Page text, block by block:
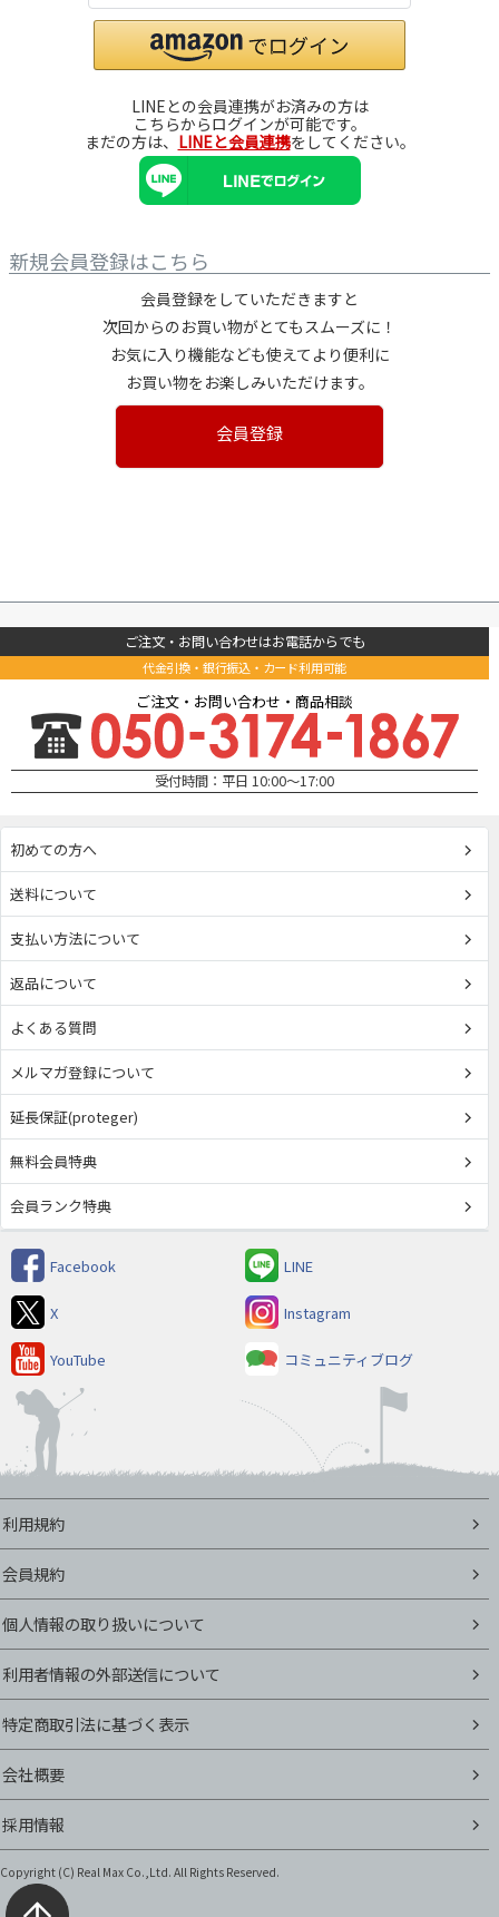
LINEとの会員連携がお済みの方は
こちらからログインが可能です。
まだの方は、 LINEと会員連携をしてください。
新規会員登録はこちら
会員登録をしていただきますと
次回からのお買い物がとてもスムーズに！
お気に入り機能なども使えてより便利に
お買い物をお楽しみいただけます。
会員登録
ご注文・お問い合わせはお電話からでも
代金引換・銀行振込・カード利用可能
ご注文・お問い合わせ・商品相談
受付時間：平日 10:00～17:00
初めての方へ
送料について
支払い方法について
返品について
よくある質問
メルマガ登録について
延長保証(proteger)
無料会員特典
会員ランク特典
Facebook LINE
X Instagram
YouTube コミュニティブログ
利用規約
会員規約
個人情報の取り扱いについて
利用者情報の外部送信について
特定商取引法に基づく表示
会社概要
採用情報
Copyright (C) Real Max Co.,Ltd. All Rights Reserved.